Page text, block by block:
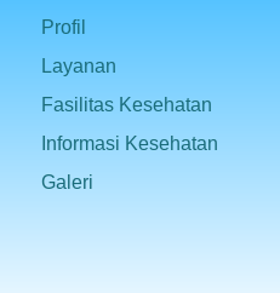
Profil
Layanan
Fasilitas Kesehatan
Informasi Kesehatan
Galeri